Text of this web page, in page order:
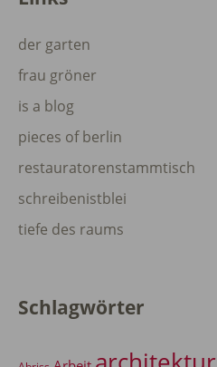
der garten
frau gröner
is a blog
pieces of berlin
restauratorenstammtisch
schreibenistblei
tiefe des raums
Schlagwörter